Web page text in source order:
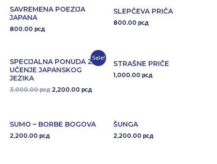
SAVREMENA POEZIJA
JAPANA
800.00 рсд
SLEPČEVA PRIČA
800.00 рсд
Sale!
SPECIJALNA PONUDA ZA
UČENJE JAPANSKOG
JEZIKA
3,000.00рсд 2,200.00 рсд
STRAŠNE PRIČE
1,000.00 рсд
SUMO – BORBE BOGOVA
2,200.00 рсд
ŠUNGA
2,200.00 рсд